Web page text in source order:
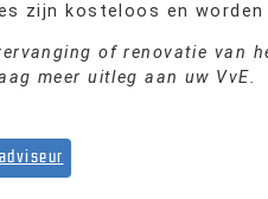
zijn kosteloos en
of renovatie van
meer uitleg aan uw VvE.